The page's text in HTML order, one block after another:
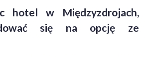
hotel w Międzyzdrojach,
się na opcję ze